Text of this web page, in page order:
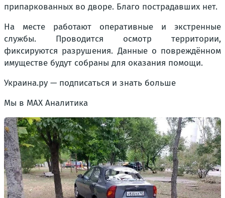
припаркованных во дворе. Благо пострадавших нет.
На месте работают оперативные и экстренные
службы. Проводится осмотр территории,
фиксируются разрушения. Данные о повреждённом
имуществе будут собраны для оказания помощи.
Украина.ру — подписаться и знать больше
Мы в MAX Аналитика